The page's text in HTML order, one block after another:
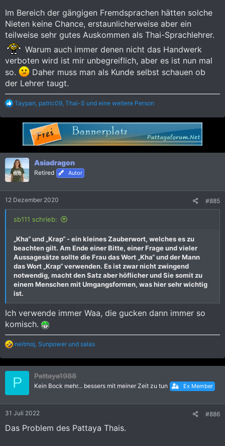
Im Bereich der gängigen Fremdsprachen hätten solche
Nieten keine Chance, erstaunlicherweise aber ein
teilweise sehr gutes Auskommen als Thai-Sprachlehrer.
Warum auch immer denen nicht das Handwerk
verboten wird ist mir unbegreiflich, aber es ist nun mal
so.
Daher muss man als Kunde selbst schauen ob
der Lehrer taugt.
R
a
n
e
n
:
Taypan patric09 Thai-S und eine weitere Person
Asiadragon
Retired Autor
12 Dezember 2020 #885
sb111 schrieb:
„Kha“ und „Krap“ - ein kleines Zauberwort, welches es zu
beachten gilt. Am Ende einer Bitte, einer Frage und vieler
Aussagesätze sollte die Frau das Wort „Kha“ und der Mann
das Wort „Krap“ verwenden. Es ist zwar nicht zwingend
notwendig, macht den Satz aber höflicher und Sie somit zu
einem Menschen mit Umgangsformen, was hier sehr wichtig
ist.
Ich verwende immer Waa, die gucken dann immer so
komisch.
R
a
k
i
n
neitmoj Sunpower und salas
P Pattaya1988
Kein Bock mehr... bessers mit meiner Zeit zu tun Ex Member
31 Juli 2022 #886
Das Problem des Pattaya Thais.